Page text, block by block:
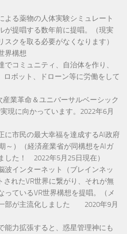
よる薬物の人体実験シミュレート
が提唱する数年前に提唱。（現実
クを取る必要がなくなります）
界構想
でコミュニティ、自治体を作り、
ロボット、ドローン等に労働をして
業革命＆ユニバーサルベーシック
現に向かっています。2022年6月
に市民の最大幸福を達成するAI政府
～）（経済産業省が同構想をAIガ
した！ 2022年5月25日現在）
波インターネット（ブレインネッ
されたVR世界に繋がり、それが無
っているVR世界構想を提唱。（メ
部が主流化しました 2020年9月
能力拡張すると、惑星管理神にも